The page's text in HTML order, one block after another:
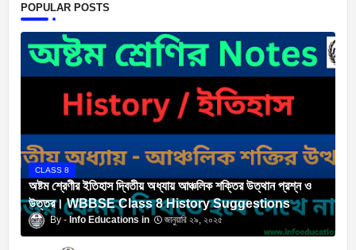
POPULAR POSTS
CLASS 8
অষ্টম শ্রেণীর ইতিহাস দ্বিতীয় অধ্যায় আঞ্চলিক শক্তির উত্থান প্রশ্ন ও
উত্তর। WBBSE Class 8 History Suggestions
Info Educations জানুয়ারি ২৯, ২০২৫